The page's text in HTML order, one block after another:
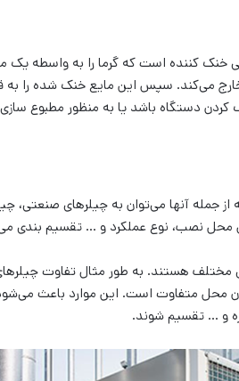
کننده است که گرما را به واسطه یک
خارج می‌کند. سپس این مایع خنک شده را
دستگاه باشد یا به منظور مطبوع
جمله آنها می‌توان به چیلرهای صنعتی،
محل نصب، نوع عملکرد و … تقسیم بندی
هستند. به طور مثال تفاوت
محل متفاوت است. این موارد باعث
و … تقسیم شوند.